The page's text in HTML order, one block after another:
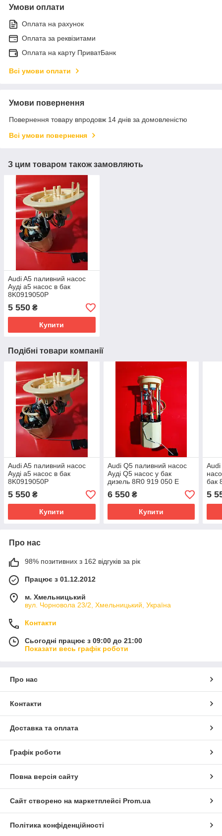
Умови оплати
Оплата на рахунок
Оплата за реквізитами
Оплата на карту ПриватБанк
Всі умови оплати
Умови повернення
Повернення товару впродовж 14 днів за домовленістю
Всі умови повернення
З цим товаром також замовляють
Audi A5 паливний насос
Ауді а5 насос в бак
8K0919050P
5 550 ₴
Купити
Подібні товари компанії
Audi A5 паливний насос
Ауді а5 насос в бак
8K0919050P
5 550 ₴
Купити
Audi Q5 паливний насос
Ауді Q5 насос у бак
дизель 8R0 919 050 E
8R0919050E
6 550₴
Купити
бак
5
Про нас
98% позитивних з 162 відгуків за рік
Працює з 01.12.2012
м. Хмельницький
вул. Чорновола 23/2, Хмельницький, Україна
Контакти
Сьогодні працює з 09:00 до 21:00
Показати весь графік роботи
Про нас
Контакти
Доставка та оплата
Графік роботи
Повна версія сайту
Сайт створено на маркетплейсі Prom.ua
Політика конфіденційності